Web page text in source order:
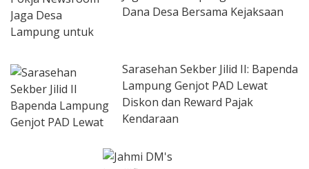
Dana Desa Bersama Kejaksaan
Sarasehan Sekber Jilid II: Bapenda
Lampung Genjot PAD Lewat
Diskon dan Reward Pajak
Kendaraan